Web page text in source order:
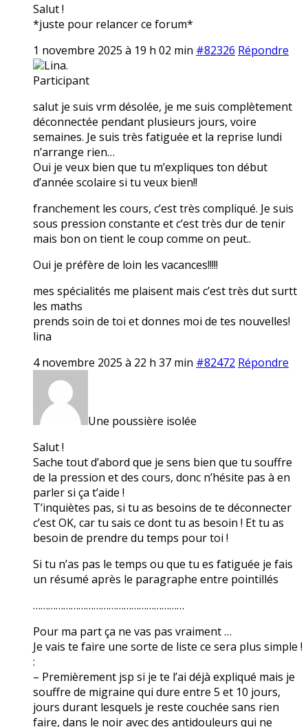
Salut !
*juste pour relancer ce forum*
1 novembre 2025 à 19 h 02 min #82326 Répondre
Lina.
Participant
salut je suis vrm désolée, je me suis complètement
déconnectée pendant plusieurs jours, voire
semaines. Je suis très fatiguée et la reprise lundi
n’arrange rien…
Oui je veux bien que tu m’expliques ton début
d’année scolaire si tu veux bien!!
franchement les cours, c’est très compliqué. Je suis
sous pression constante et c’est très dur de tenir
mais bon on tient le coup comme on peut..
Oui je préfère de loin les vacances!!!!!
mes spécialités me plaisent mais c’est très dut surtt
les maths
prends soin de toi et donnes moi de tes nouvelles!
lina
4 novembre 2025 à 22 h 37 min #82472 Répondre
Une poussière isolée
Salut !
Sache tout d’abord que je sens bien que tu souffre
de la pression et des cours, donc n’hésite pas à en
parler si ça t’aide !
T’inquiètes pas, si tu as besoins de te déconnecter
c’est OK, car tu sais ce dont tu as besoin ! Et tu as
besoin de prendre du temps pour toi !
Si tu n’as pas le temps ou que tu es fatiguée je fais
un résumé après le paragraphe entre pointillés
……………………………………………………
Pour ma part ça ne vas pas vraiment …
Je vais te faire une sorte de liste ce sera plus simple !
:
– Premièrement jsp si je te l’ai déjà expliqué mais je
souffre de migraine qui dure entre 5 et 10 jours,
jours durant lesquels je reste couchée sans rien
faire, dans le noir avec des antidouleurs qui ne